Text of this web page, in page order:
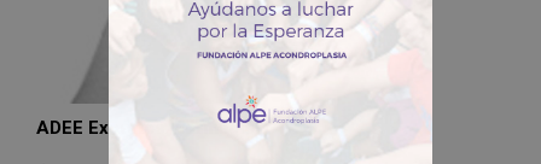
ADEE Expertos. Formación